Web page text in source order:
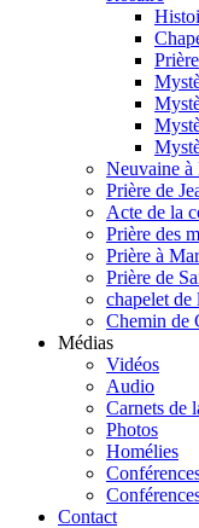
Neuvaine à
Prière de
Acte de la
Prière des
Prière à
Prière de
chapelet de
Chemin de
Médias
Vidéos
Audio
Carnets de
Photos
Homélies
Contact